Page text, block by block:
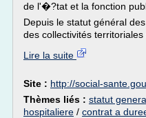
de l'�?tat et la fonction
Depuis le statut général
des collectivités territoriales
Lire la suite
Site : http://social-
Thèmes liés : statut
hospitaliere / contrat a